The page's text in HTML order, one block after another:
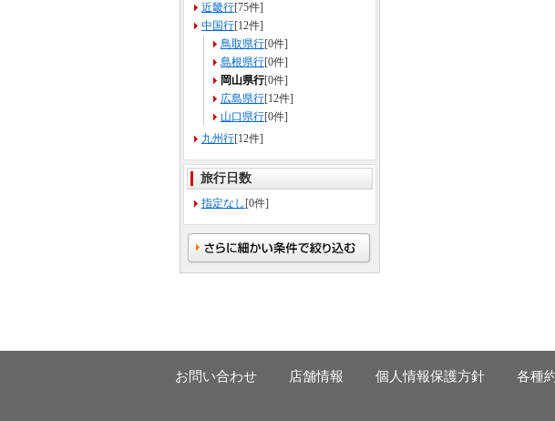
近畿行[75件]
中国行[12件]
鳥取県行[0件]
島根県行[0件]
岡山県行[0件]
広島県行[12件]
山口県行[0件]
九州行[12件]
旅行日数
指定なし [0件]
お問い合わせ 店舗情報 個人情報保護方針 各種